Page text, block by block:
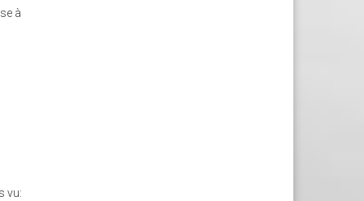
à
vu: